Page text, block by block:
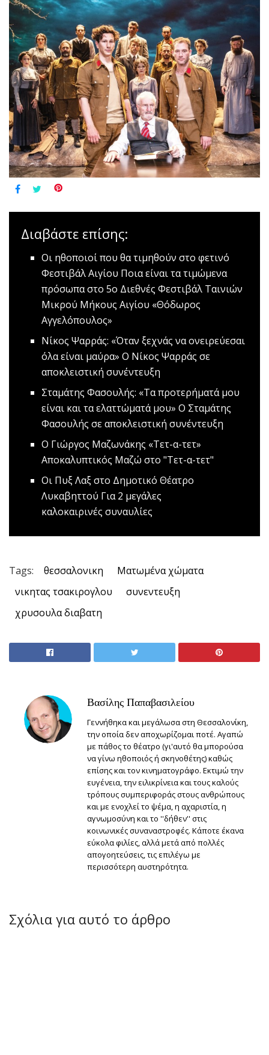
Διαβάστε επίσης:
Οι ηθοποιοί που θα τιμηθούν στο φετινό
Φεστιβάλ Αιγίου Ποια είναι τα τιμώμενα
πρόσωπα στο 5ο Διεθνές Φεστιβάλ Ταινιών
Μικρού Μήκους Αιγίου «Θόδωρος
Αγγελόπουλος»
Nίκος Ψαρράς: «Όταν ξεχνάς να ονειρεύεσαι
όλα είναι μαύρα» Ο Νίκος Ψαρράς σε
αποκλειστική συνέντευξη
Σταμάτης Φασουλής: «Τα προτερήματά μου
είναι και τα ελαττώματά μου» Ο Σταμάτης
Φασουλής σε αποκλειστική συνέντευξη
O Γιώργος Μαζωνάκης «Τετ-α-τετ»
Αποκαλυπτικός Μαζώ στο "Τετ-α-τετ"
Oι Πυξ Λαξ στο Δημοτικό Θέατρο
Λυκαβηττού Για 2 μεγάλες
καλοκαιρινές συναυλίες
Tags: θεσσαλονικη
Ματωμένα χώματα
νικητας τσακιρογλου
συνεντευξη
χρυσουλα διαβατη
Βασίλης Παπαβασιλείου
Γεννήθηκα και μεγάλωσα στη Θεσσαλονίκη,
την οποία δεν αποχωρίζομαι ποτέ. Αγαπώ
με πάθος το θέατρο (γι'αυτό θα μπορούσα
να γίνω ηθοποιός ή σκηνοθέτης) καθώς
επίσης και τον κινηματογράφο. Εκτιμώ την
ευγένεια, την ειλικρίνεια και τους καλούς
τρόπους συμπεριφοράς στους ανθρώπους
και με ενοχλεί το ψέμα, η αχαριστία, η
αγνωμοσύνη και το ''δήθεν'' στις
κοινωνικές συναναστροφές. Κάποτε έκανα
εύκολα φιλίες, αλλά μετά από πολλές
απογοητεύσεις, τις επιλέγω με
περισσότερη αυστηρότητα.
Σχόλια για αυτό το άρθρο